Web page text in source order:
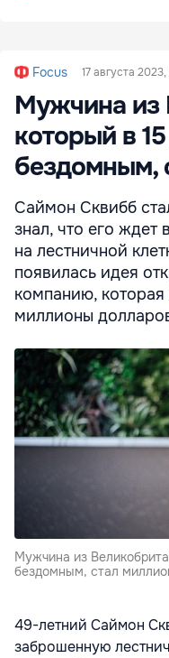
Focus 17 августа
Мужчина из
который в
бездомным,
Саймон Сквибб
знал, что его
на лестничной
появилась идея
компанию,
миллионы
Мужчина из
бездомным, стал
49-летний Саймон
заброшенную